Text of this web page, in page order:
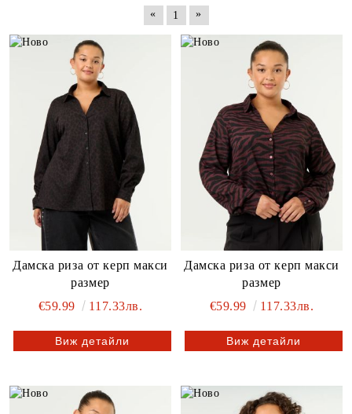
« 1 »
Дамска риза от керп макси
размер
€59.99
117.33лв.
Виж детайли
Дамска риза от керп макси
размер
€59.99
117.33лв.
Виж детайли